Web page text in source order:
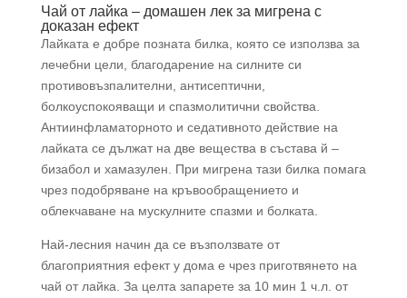
Чай от лайка – домашен лек за мигрена с
доказан ефект
Лайката е добре позната билка, която се използва за
лечебни цели, благодарение на силните си
противовъзпалителни, антисептични,
болкоуспокояващи и спазмолитични свойства.
Антиинфламаторното и седативното действие на
лайката се дължат на две вещества в състава й –
бизабол и хамазулен. При мигрена тази билка помага
чрез подобряване на кръвообращението и
облекчаване на мускулните спазми и болката.
Най-лесния начин да се възползвате от
благоприятния ефект у дома е чрез приготвянето на
чай от лайка. За целта запарете за 10 мин 1 ч.л. от